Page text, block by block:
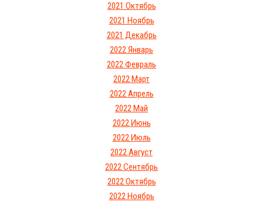
2021 Октябрь
2021 Ноябрь
2021 Декабрь
2022 Январь
2022 Февраль
2022 Март
2022 Апрель
2022 Май
2022 Июнь
2022 Июль
2022 Август
2022 Сентябрь
2022 Октябрь
2022 Ноябрь